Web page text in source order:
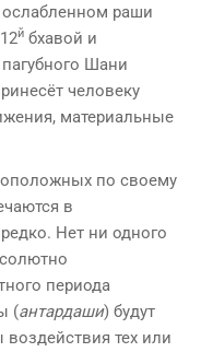
раши
й бхавой и
Шани
человеку
материальные
по своему
в
Нет ни одного
периода
(антардаши) будут
тех или